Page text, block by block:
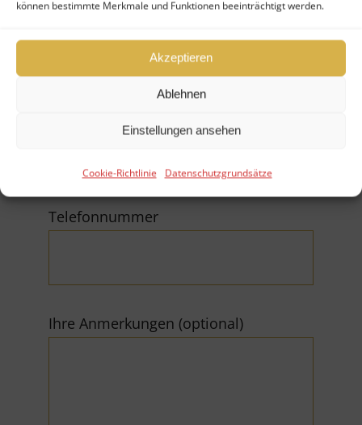
können bestimmte Merkmale und Funktionen beeinträchtigt werden.
Akzeptieren
Ablehnen
Einstellungen ansehen
Cookie-Richtlinie Datenschutzgrundsätze
Telefonnummer
Ihre Anmerkungen (optional)